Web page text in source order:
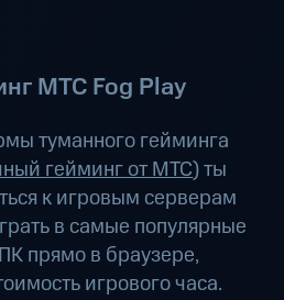
МТС Fog Play
туманного гейминга
гейминг от МТС) ты
к игровым серверам
в самые популярные
прямо в браузере,
игрового часа.